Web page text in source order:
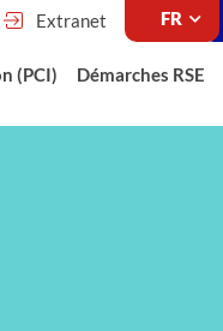
Extranet
(PCI) Démarches RSE